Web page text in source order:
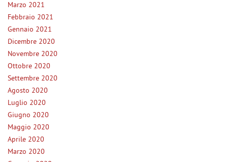
Marzo 2021
Febbraio 2021
Gennaio 2021
Dicembre 2020
Novembre 2020
Ottobre 2020
Settembre 2020
Agosto 2020
Luglio 2020
Giugno 2020
Maggio 2020
Aprile 2020
Marzo 2020